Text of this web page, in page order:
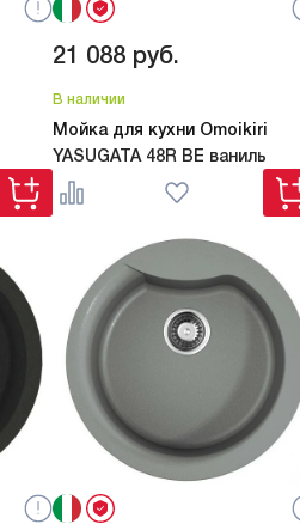
В наличии
Мойка для кухни Omoikiri
YASUGATA 48R BE ваниль
21 088 руб.